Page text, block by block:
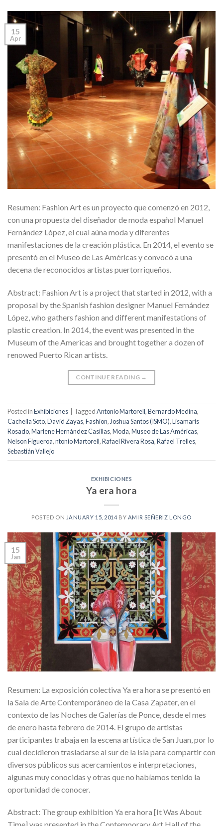
15
Apr
Resumen: Fashion Art es un proyecto que comenzó en 2012,
con una propuesta del diseñador de moda español Manuel
Fernández López, el cual aúna moda y diferentes
manifestaciones de la creación plástica. En 2014, el evento se
presentó en el Museo de Las Américas y convocó a una
decena de reconocidos artistas puertorriqueños.
Abstract: Fashion Art is a project that started in 2012, with a
proposal by the Spanish fashion designer Manuel Fernández
López, who gathers fashion and different manifestations of
plastic creation. In 2014, the event was presented in the
Museum of the Americas and brought together a dozen of
renowed Puerto Rican artists.
CONTINUE READING →
Posted inExhibiciones TaggedAntonio Martorell,Bernardo Medina,
Cacheila Soto,David Zayas,Fashion,Joshua Santos (ISMO),Lisamaris
Rosado,Marlene Hernández Casillas,Moda,Museo de Las Américas,
Nelson Figueroa,ntonio Martorell,Rafael Rivera Rosa,Rafael Trelles,
Sebastián Vallejo
EXHIBICIONES
Ya era hora
POSTED ON JANUARY 15, 2014 BY AMIR SEÑERIZ LONGO
15
Jan
Resumen: La exposición colectiva Ya era hora se presentó en
la Sala de Arte Contemporáneo de la Casa Zapater, en el
contexto de las Noches de Galerías de Ponce, desde el mes
de enero hasta febrero de 2014. El grupo de artistas
participantes trabaja en la escena artística de San Juan, por lo
cual decidieron trasladarse al sur de la isla para compartir con
diversos públicos sus acercamientos e interpretaciones,
algunas muy conocidas y otras que no habíamos tenido la
oportunidad de conocer.
Abstract: The group exhibition Ya era hora [It Was About